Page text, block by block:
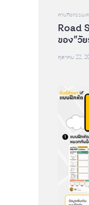
คาบกิจกรรม
Road
ของ”วั
ตุลาคม 22,